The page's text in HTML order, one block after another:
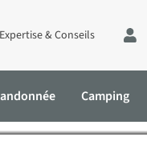
Expertise & Conseils
Camping
: les 5 plus belles